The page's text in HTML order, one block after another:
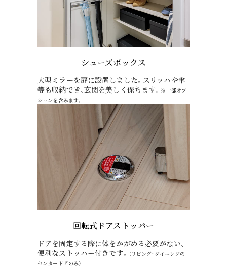
シューズボックス
大型ミラーを扉に設置しました。スリッパや傘
等も収納でき、玄関を美しく保ちます。 ※一部オプ
ションを含みます。
回転式ドアストッパー
ドアを固定する際に体をかがめる必要がない、
便利なストッパー付きです。 （リビング・ダイニングの
センタードアのみ）